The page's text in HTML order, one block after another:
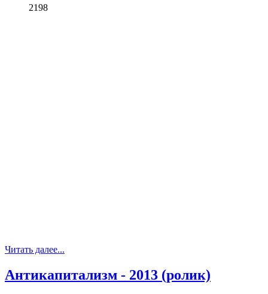
2198
Читать далее...
Антикапитализм - 2013 (ролик)